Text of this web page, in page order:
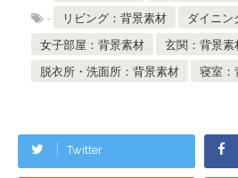
-
リビング：背景素材
ダイニン
女子部屋：背景素材
玄関：背景素
脱衣所・洗面所：背景素材
寝室：
Twitter